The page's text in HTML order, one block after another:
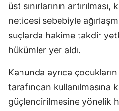
üst sınırlarının
neticesi sebebiyle
suçlarda hakime takdir
hükümler yer aldı.
Kanunda ayrıca
tarafından kullanılmasına
güçlendirilmesine yönelik